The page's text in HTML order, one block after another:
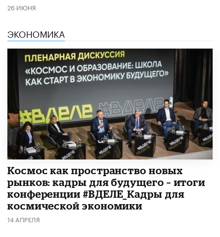
26 ИЮНЯ
ЭКОНОМИКА
Космос как пространство новых
рынков: кадры для будущего – итоги
конференции #ВДЕЛЕ_Кадры для
космической экономики
14 АПРЕЛЯ